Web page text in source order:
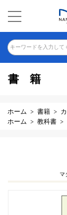
キーワードを入力して
書籍
ホーム 書籍
ホーム
教科書
マ